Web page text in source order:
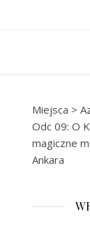
Miejsca >
Odc 09: O
magiczne
Ankara